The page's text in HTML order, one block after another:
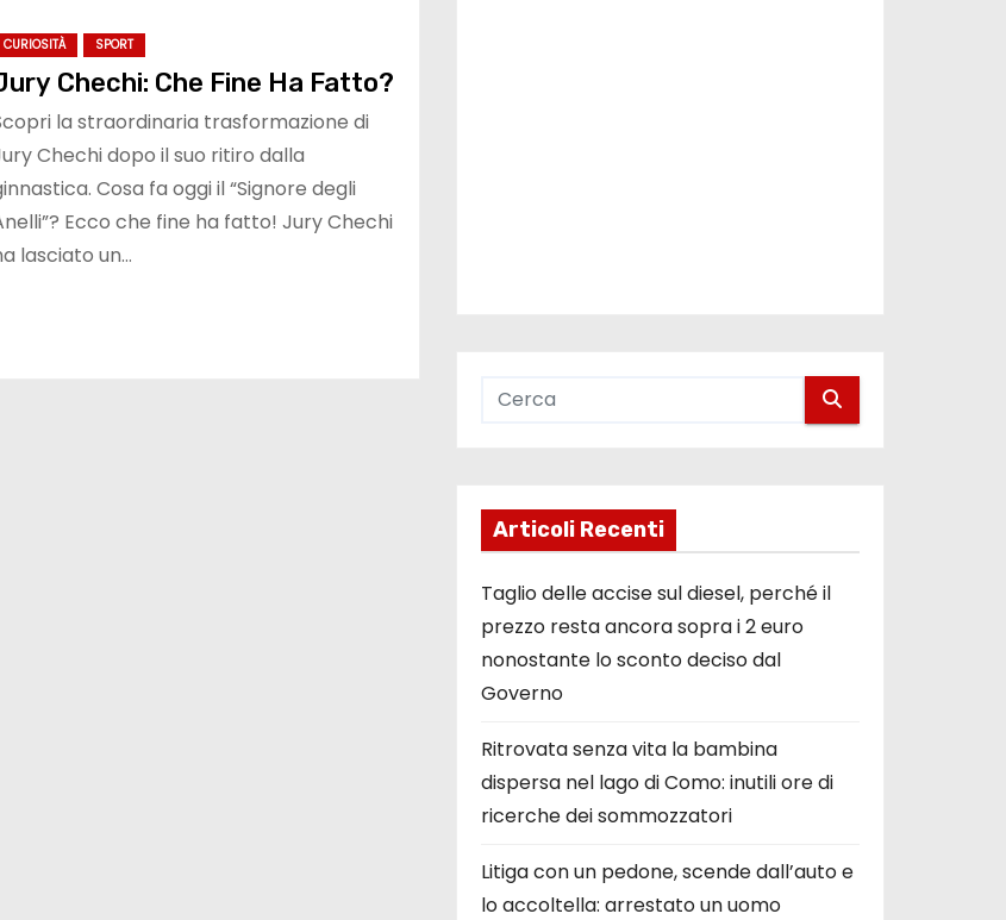
CURIOSITÀ SPORT
Chechi: Che Fine Ha Fatto?
la straordinaria trasformazione di
Chechi dopo il suo ritiro dalla
Cosa fa oggi il “Signore degli
Ecco che fine ha fatto! Jury Chechi
lasciato un…
Articoli Recenti
Taglio delle accise sul diesel, perché il
prezzo resta ancora sopra i 2 euro
nonostante lo sconto deciso dal
Governo
Ritrovata senza vita la bambina
dispersa nel lago di Como: inutili ore di
ricerche dei sommozzatori
Litiga con un pedone, scende dall’auto e
lo accoltella: arrestato un uomo